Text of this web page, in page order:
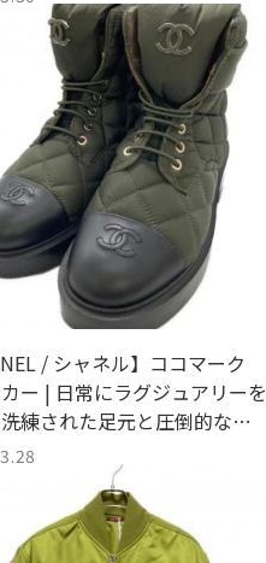
/ シャネル】ココマーク
ー | 日常にラグジュアリーを
練された足元と圧倒的な気